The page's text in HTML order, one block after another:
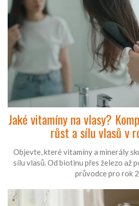
Jaké vitamíny na vlasy?
růst a sílu vlasů v
Objevte, které vitamíny a minerály
sílu vlasů. Od biotinu přes železo až
průvodce pro rok